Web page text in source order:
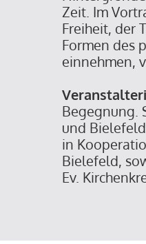
Zeit. Im
Freiheit, der
Formen des
einnehmen,
Begegnung.
und
in
Bielefeld,
Ev.